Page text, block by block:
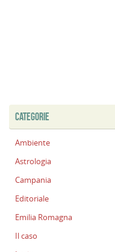
CATEGORIE
Ambiente
Astrologia
Campania
Editoriale
Emilia Romagna
Il caso